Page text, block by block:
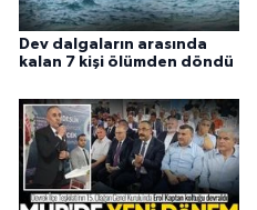
Dev dalgaların arasında
kalan 7 kişi ölümden döndü